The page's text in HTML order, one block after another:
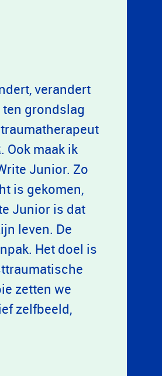
verandert
grondslag
Ook maak ik
Junior. Zo
is gekomen,
Junior is dat
leven. De
Het doel is
zetten we
zelfbeeld,